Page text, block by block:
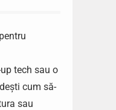
tech sau o
cum să-
sau